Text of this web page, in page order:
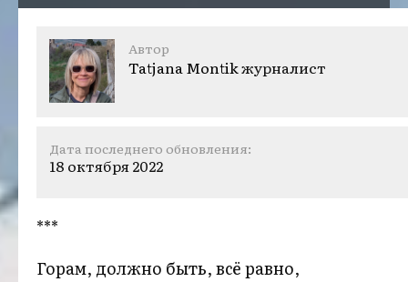
Автор
Tatjana Montikжурналист
Дата последнего обновления:
18 октября 2022
***
Горам, должно быть, всё равно,